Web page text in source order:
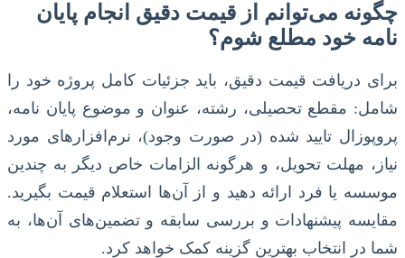
چگونه می‌توانم از قیمت دقیق انجام پایان
نامه خود مطلع شوم؟
برای دریافت قیمت دقیق، باید جزئیات کامل پروژه خود را
شامل: مقطع تحصیلی، رشته، عنوان و موضوع پایان نامه،
پروپوزال تایید شده (در صورت وجود)، نرم‌افزارهای مورد
نیاز، مهلت تحویل، و هرگونه الزامات خاص دیگر به چندین
موسسه یا فرد ارائه دهید و از آن‌ها استعلام قیمت بگیرید.
مقایسه پیشنهادات و بررسی سابقه و تضمین‌های آن‌ها، به
شما در انتخاب بهترین گزینه کمک خواهد کرد.